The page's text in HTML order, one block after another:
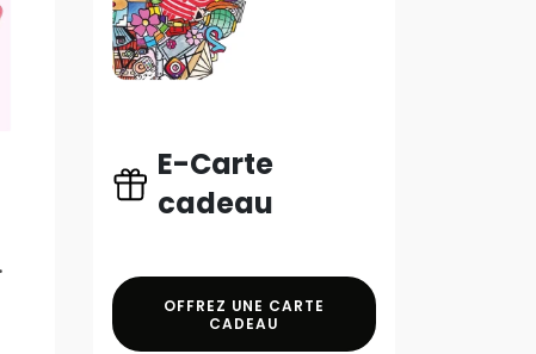
E-Carte
cadeau
OFFREZ UNE CARTE
CADEAU